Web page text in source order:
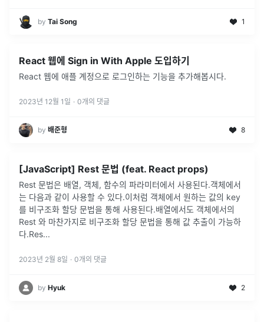
by Tai Song 1
React 웹에 Sign in With Apple 도입하기
React 웹에 애플 계정으로 로그인하는 기능을 추가해봅시다.
2023년 12월 1일 · 0개의 댓글
by 배준형 8
[JavaScript] Rest 문법 (feat. React props)
Rest 문법은 배열, 객체, 함수의 파라미터에서 사용된다.객체에서
는 다음과 같이 사용할 수 있다.이처럼 객체에서 원하는 값의 key
를 비구조화 할당 문법을 통해 사용된다.배열에서도 객체에서의
Rest 와 마찬가지로 비구조화 할당 문법을 통해 값 추출이 가능하
다.Res...
2023년 2월 8일 · 0개의 댓글
by Hyuk 2